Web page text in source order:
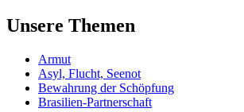
Unsere Themen
Armut
Asyl, Flucht, Seenot
Bewahrung der Schöpfung
Brasilien-Partnerschaft